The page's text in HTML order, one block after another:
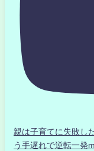
親は子育てに失敗し
う手遅れで逆転一発